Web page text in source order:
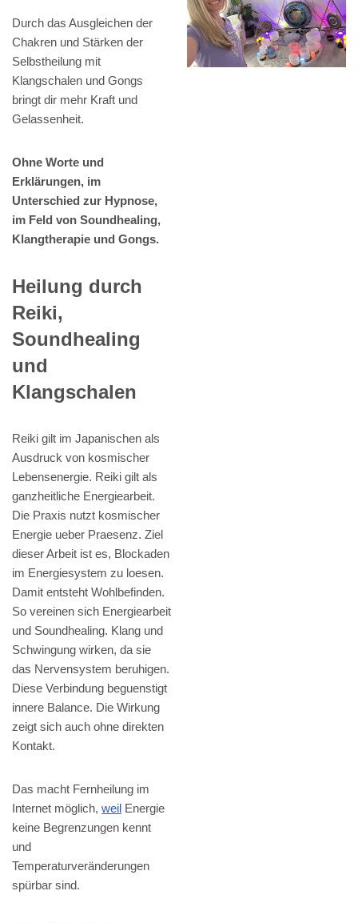
Durch das Ausgleichen der
Chakren und Stärken der
Selbstheilung mit
Klangschalen und Gongs
bringt dir mehr Kraft und
Gelassenheit.
Ohne Worte und
Erklärungen, im
Unterschied zur Hypnose,
im Feld von Soundhealing,
Klangtherapie und Gongs.
Heilung durch
Reiki,
Soundhealing
und
Klangschalen
Reiki gilt im Japanischen als
Ausdruck von kosmischer
Lebensenergie. Reiki gilt als
ganzheitliche Energiearbeit.
Die Praxis nutzt kosmischer
Energie ueber Praesenz. Ziel
dieser Arbeit ist es, Blockaden
im Energiesystem zu loesen.
Damit entsteht Wohlbefinden.
So vereinen sich Energiearbeit
und Soundhealing. Klang und
Schwingung wirken, da sie
das Nervensystem beruhigen.
Diese Verbindung beguenstigt
innere Balance. Die Wirkung
zeigt sich auch ohne direkten
Kontakt.
Das macht Fernheilung im
Internet möglich, weil Energie
keine Begrenzungen kennt
und
Temperaturveränderungen
spürbar sind.